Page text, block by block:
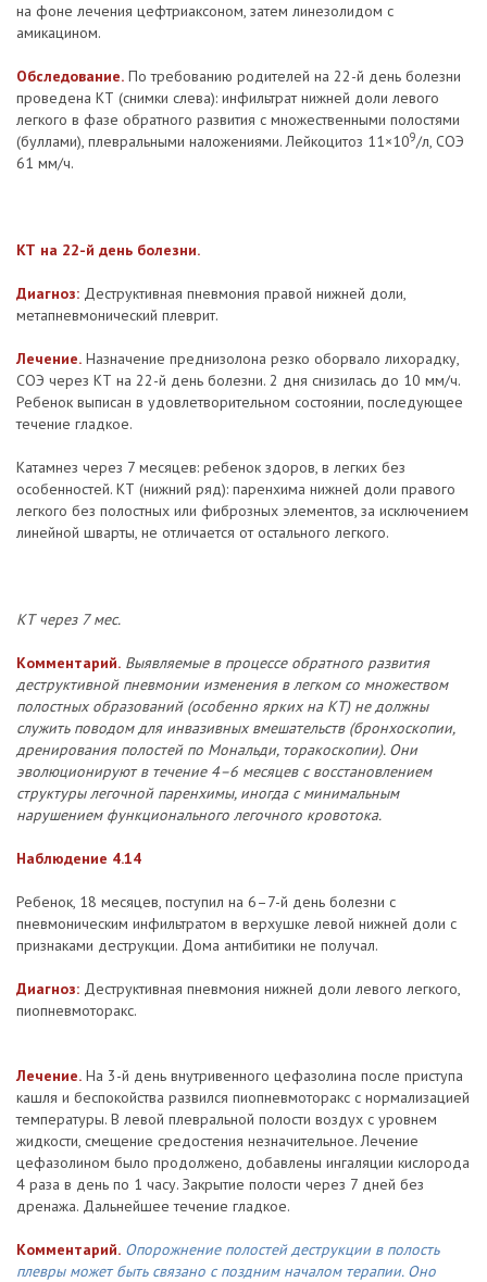
на фоне лечения цефтриаксоном, затем линезолидом с
амикацином.
Обследование. По требованию родителей на 22-й день болезни
проведена КТ (снимки слева): инфильтрат нижней доли левого
легкого в фазе обратного развития с множественными полостями
(буллами), плевральными наложениями. Лейкоцитоз 11×109/л, СОЭ
61 мм/ч.
КТ на 22-й день болезни.
Диагноз: Деструктивная пневмония правой нижней доли,
метапневмонический плеврит.
Лечение. Назначение преднизолона резко оборвало лихорадку,
СОЭ через КТ на 22-й день болезни. 2 дня снизилась до 10 мм/ч.
Ребенок выписан в удовлетворительном состоянии, последующее
течение гладкое.
Катамнез через 7 месяцев: ребенок здоров, в легких без
особенностей. КТ (нижний ряд): паренхима нижней доли правого
легкого без полостных или фиброзных элементов, за исключением
линейной шварты, не отличается от остального легкого.
КТ через 7 мес.
Комментарий. Выявляемые в процессе обратного развития
деструктивной пневмонии изменения в легком со множеством
полостных образований (особенно ярких на КТ) не должны
служить поводом для инвазивных вмешательств (бронхоскопии,
дренирования полостей по Мональди, торакоскопии). Они
эволюционируют в течение 4–6 месяцев с восстановлением
структуры легочной паренхимы, иногда с минимальным
нарушением функционального легочного кровотока.
Наблюдение 4.14
Ребенок, 18 месяцев, поступил на 6–7-й день болезни с
пневмоническим инфильтратом в верхушке левой нижней доли с
признаками деструкции. Дома антибитики не получал.
Диагноз: Деструктивная пневмония нижней доли левого легкого,
пиопневмоторакс.
Лечение. На 3-й день внутривенного цефазолина после приступа
кашля и беспокойства развился пиопневмоторакс с нормализацией
температуры. В левой плевральной полости воздух с уровнем
жидкости, смещение средостения незначительное. Лечение
цефазолином было продолжено, добавлены ингаляции кислорода
4 раза в день по 1 часу. Закрытие полости через 7 дней без
дренажа. Дальнейшее течение гладкое.
Комментарий. Опорожнение полостей деструкции в полость
плевры может быть связано с поздним началом терапии. Оно